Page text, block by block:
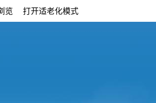
览 打开适老化模式